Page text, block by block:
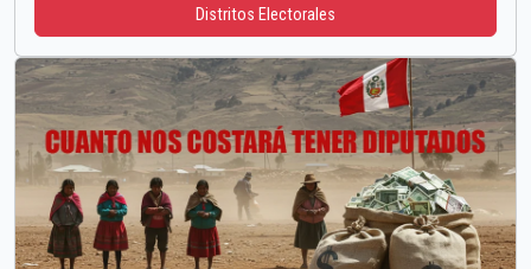
Distritos Electorales